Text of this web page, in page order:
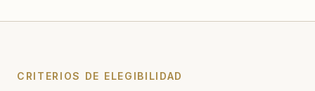
CRITERIOS DE ELEGIBILIDAD